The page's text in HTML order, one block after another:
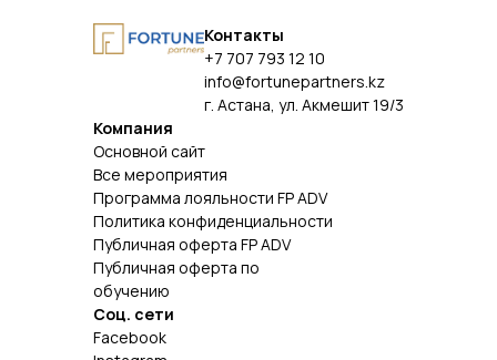
Контакты
+7 707 793 12 10
info@fortunepartners.kz
г. Астана, ул. Акмешит 19/3
Компания
Основной сайт
Все мероприятия
Программа лояльности FP ADV
Политика конфиденциальности
Публичная оферта FP ADV
Публичная оферта по
обучению
Соц. сети
Facebook